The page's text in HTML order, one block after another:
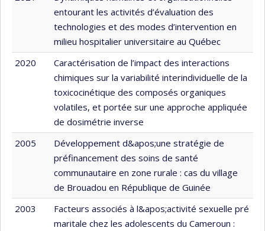
entourant les activités d’évaluation des
technologies et des modes d’intervention en
milieu hospitalier universitaire au Québec
2020
Caractérisation de l’impact des interactions
chimiques sur la variabilité interindividuelle de la
toxicocinétique des composés organiques
volatiles, et portée sur une approche appliquée
de dosimétrie inverse
2005
Développement d&apos;une stratégie de
préfinancement des soins de santé
communautaire en zone rurale : cas du village
de Brouadou en République de Guinée
2003
Facteurs associés à l&apos;activité sexuelle pré
maritale chez les adolescents du Cameroun :